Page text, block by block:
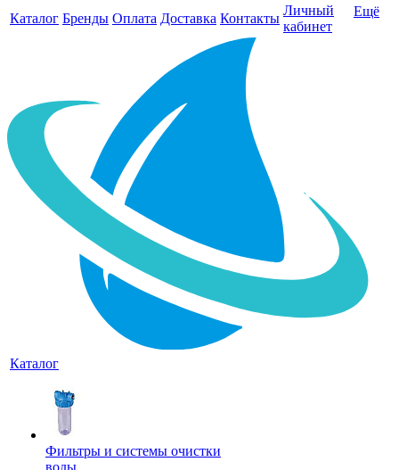
Каталог Бренды Оплата Доставка Контакты
Личный
кабинет
Ещё
Каталог
Фильтры и системы очистки